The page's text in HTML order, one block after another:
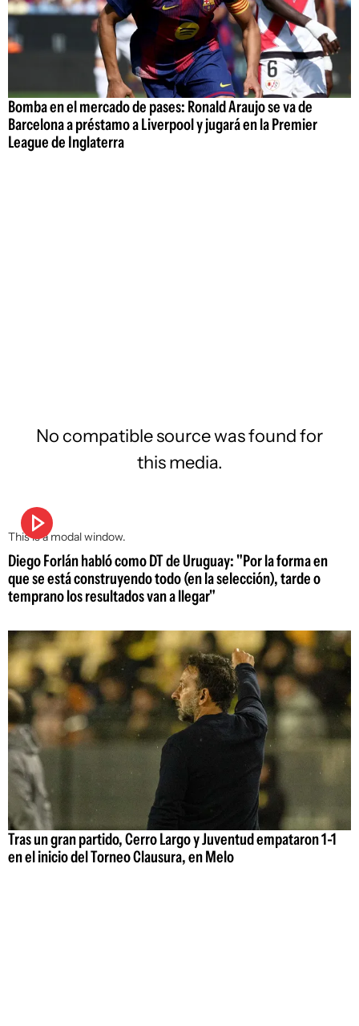
Bomba en el mercado de pases: Ronald Araujo se va de
Barcelona a préstamo a Liverpool y jugará en la Premier
League de Inglaterra
This is a modal window.
No compatible source was found for
this media.
Diego Forlán habló como DT de Uruguay: "Por la forma en
que se está construyendo todo (en la selección), tarde o
temprano los resultados van a llegar"
Tras un gran partido, Cerro Largo y Juventud empataron 1-1
en el inicio del Torneo Clausura, en Melo